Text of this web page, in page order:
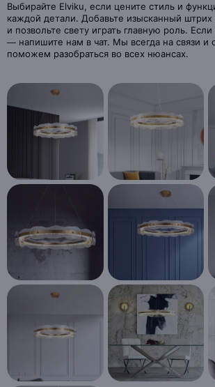
Выбирайте Elviku, если цените стиль и
каждой детали. Добавьте изысканный
и позвольте свету играть главную роль.
— напишите нам в чат. Мы всегда на связи и
поможем разобраться во всех нюансах.